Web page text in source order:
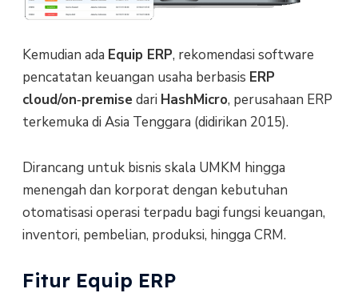
Kemudian ada Equip ERP, rekomendasi software
pencatatan keuangan usaha berbasis ERP
cloud/on‑premisedari HashMicro, perusahaan ERP
terkemuka di Asia Tenggara (didirikan 2015).
Dirancang untuk bisnis skala UMKM hingga
menengah dan korporat dengan kebutuhan
otomatisasi operasi terpadu bagi fungsi keuangan,
inventori, pembelian, produksi, hingga CRM.
Fitur Equip ERP